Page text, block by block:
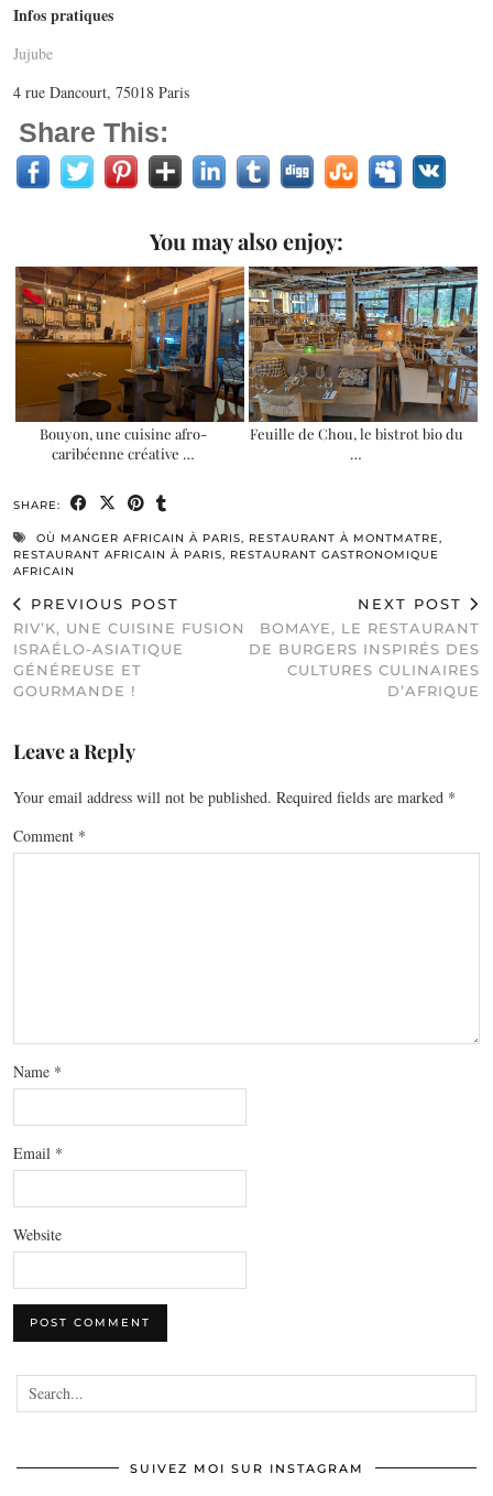
Infos pratiques
Jujube
4 rue Dancourt, 75018 Paris
Share This:
You may also enjoy:
Bouyon, une cuisine afro-
caribéenne créative …
Feuille de Chou, le bistrot bio du
…
SHARE:
OÙ MANGER AFRICAIN À PARIS, RESTAURANT À MONTMATRE,
RESTAURANT AFRICAIN À PARIS, RESTAURANT GASTRONOMIQUE
AFRICAIN
PREVIOUS POST
RIV’K, UNE CUISINE FUSION
ISRAÉLO-ASIATIQUE
GÉNÉREUSE ET
GOURMANDE !
NEXT POST
BOMAYE, LE RESTAURANT
DE BURGERS INSPIRÉS DES
CULTURES CULINAIRES
D’AFRIQUE
Leave a Reply
Your email address will not be published. Required fields are marked *
Comment *
Name *
Email *
Website
SUIVEZ MOI SUR INSTAGRAM